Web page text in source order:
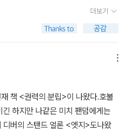
개스트에 대해 알 수 있게 되는 계기
재미가 훌륭합니다. 중후반부의
가 일품. 펜더개스트를 처음 접하는
마의 놀이>로 시작하는 게 좋을 것
가즈>라는 책이 작년에 나오기로
켄 브루언은 굉장히 거칠다는 느
대로>에 대한 오마쥬라고 하는 <
펀한 분위기를 풍기는데, 사실 전
미>를 밀었습니다. 강렬하기로 치
부터 작심하고 있던 전집을 사리라.
말 거야. 책 이외엔 잘 사지도 않는
로 살 거야. 뭔 선물? ... .크리스마스
가지고 있는 것들. 신간을 사지 마라
본능에 충실할 뿐인데. 이 녀석
려고 끼워넣었던 책인데 의외의 재
뒷전) 나는 이런 성장 소설에 약하
전혀 기대를 하지 않던 책이었기에
니까 지금 보게 되면 이때 만큼의 재
뒤집힌 잘못된 제본만 아니면 다
때문에 재미가 줄었다고 하지만 그
지만 영상미와 원작이 있는 드라마
상으로만 이렇게 접했고 책으로는
드라! 말 그대로 좀비 전염병이 일
설로 재치있게 풀어나간 것이다.
운..)2. 엣지 - 제프리 디버말이 필
시리즈로 많은 사람들의 열망을 가
라임 시리즈가 아니라하더라도 놓
색의 바탕에 끊어질 듯 말듯한 밧줄
더보기
책 <권력의 분립>이 나왔다.호불
하지만 나같은 미치 팬덤에게는
디버의 스탠드 얼론 <엣지>도나왔